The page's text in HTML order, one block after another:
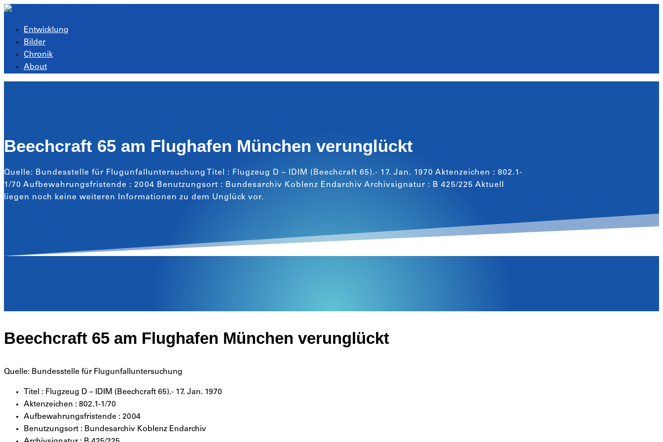
Entwicklung
Bilder
Chronik
About
Beechcraft 65 am Flughafen München verunglückt
Quelle: Bundesstelle für Flugunfalluntersuchung Titel : Flugzeug D – IDIM (Beechcraft 65).- 17. Jan. 1970 Aktenzeichen : 802.1-
1/70 Aufbewahrungsfristende : 2004 Benutzungsort : Bundesarchiv Koblenz Endarchiv Archivsignatur : B 425/225 Aktuell
liegen noch keine weiteren Informationen zu dem Unglück vor.
Beechcraft 65 am Flughafen München verunglückt
Quelle: Bundesstelle für Flugunfalluntersuchung
Titel : Flugzeug D – IDIM (Beechcraft 65).- 17. Jan. 1970
Aktenzeichen : 802.1-1/70
Aufbewahrungsfristende : 2004
Benutzungsort : Bundesarchiv Koblenz Endarchiv